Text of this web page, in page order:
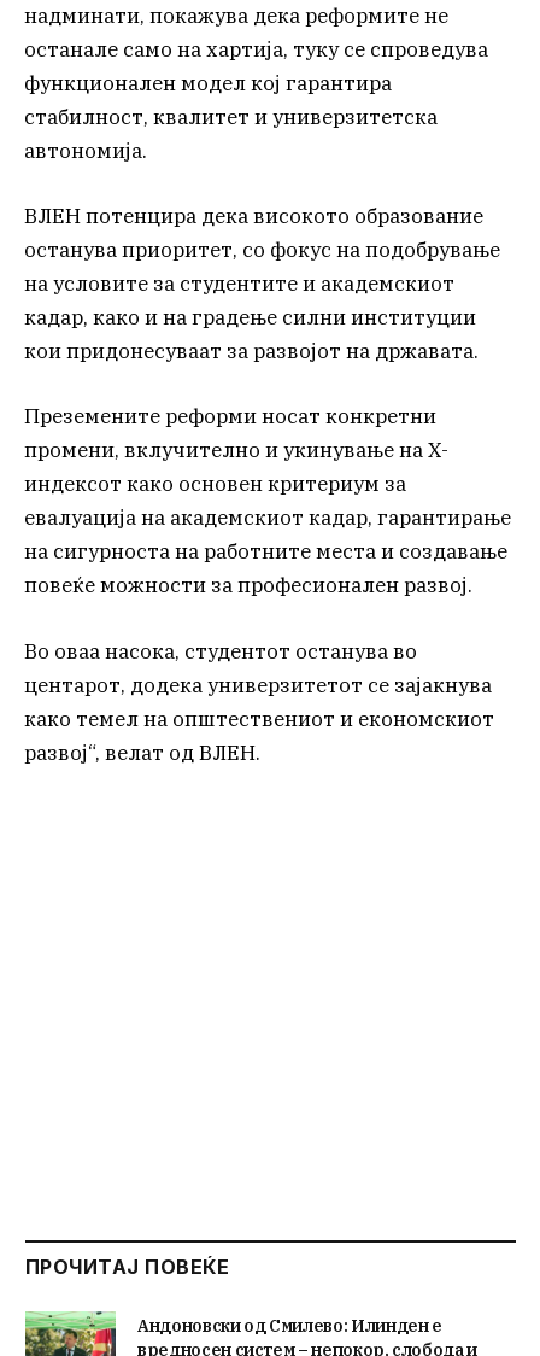
надминати, покажува дека реформите не
останале само на хартија, туку се спроведува
функционален модел кој гарантира
стабилност, квалитет и универзитетска
автономија.
ВЛЕН потенцира дека високото образование
останува приоритет, со фокус на подобрување
на условите за студентите и академскиот
кадар, како и на градење силни институции
кои придонесуваат за развојот на државата.
Преземените реформи носат конкретни
промени, вклучително и укинување на Х-
индексот како основен критериум за
евалуација на академскиот кадар, гарантирање
на сигурноста на работните места и создавање
повеќе можности за професионален развој.
Во оваа насока, студентот останува во
центарот, додека универзитетот се зајакнува
како темел на општествениот и економскиот
развој“, велат од ВЛЕН.
ПРОЧИТАЈ ПОВЕЌЕ
Андоновски од Смилево: Илинден е
вредносен систем – непокор, слобода и